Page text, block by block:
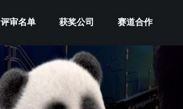
评审名单 获奖公司 赛道合作